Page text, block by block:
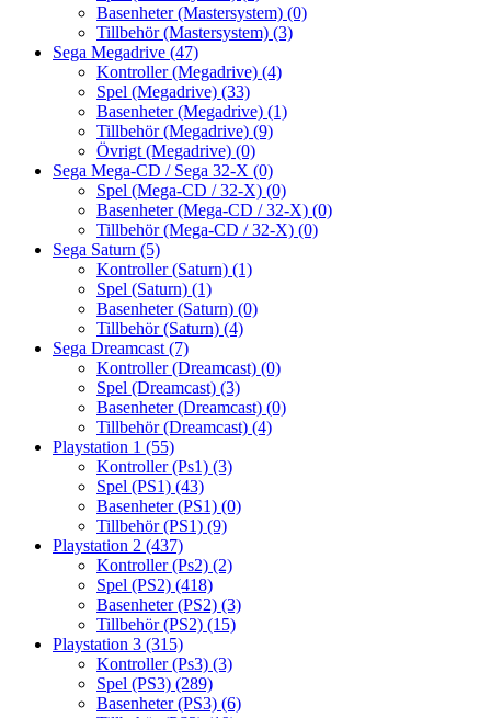
Basenheter (Mastersystem) (0)
Tillbehör (Mastersystem) (3)
Sega Megadrive (47)
Kontroller (Megadrive) (4)
Spel (Megadrive) (33)
Basenheter (Megadrive) (1)
Tillbehör (Megadrive) (9)
Övrigt (Megadrive) (0)
Sega Mega-CD / Sega 32-X (0)
Spel (Mega-CD / 32-X) (0)
Basenheter (Mega-CD / 32-X) (0)
Tillbehör (Mega-CD / 32-X) (0)
Sega Saturn (5)
Kontroller (Saturn) (1)
Spel (Saturn) (1)
Basenheter (Saturn) (0)
Tillbehör (Saturn) (4)
Sega Dreamcast (7)
Kontroller (Dreamcast) (0)
Spel (Dreamcast) (3)
Basenheter (Dreamcast) (0)
Tillbehör (Dreamcast) (4)
Playstation 1 (55)
Kontroller (Ps1) (3)
Spel (PS1) (43)
Basenheter (PS1) (0)
Tillbehör (PS1) (9)
Playstation 2 (437)
Kontroller (Ps2) (2)
Spel (PS2) (418)
Basenheter (PS2) (3)
Tillbehör (PS2) (15)
Playstation 3 (315)
Kontroller (Ps3) (3)
Spel (PS3) (289)
Basenheter (PS3) (6)